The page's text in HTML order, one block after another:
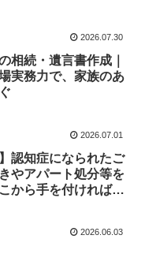
2026.07.30
相続・遺言書作成｜
実務力で、家族のあ
2026.07.01
認知症になられたご
やアパート処分等を
から手を付ければい
院・施設移行・家財
的フットワーク」で
2026.06.03